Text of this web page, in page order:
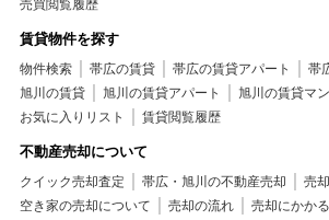
売買閲覧履歴
賃貸物件を探す
物件検索 帯広の賃貸 帯広の賃貸アパート
帯
旭川の賃貸
旭川の賃貸アパート
旭川の賃貸マ
お気に入りリスト
賃貸閲覧履歴
不動産売却について
クイック売却査定 帯広・旭川の不動産売却
売
空き家の売却について
売却の流れ
売却にかか